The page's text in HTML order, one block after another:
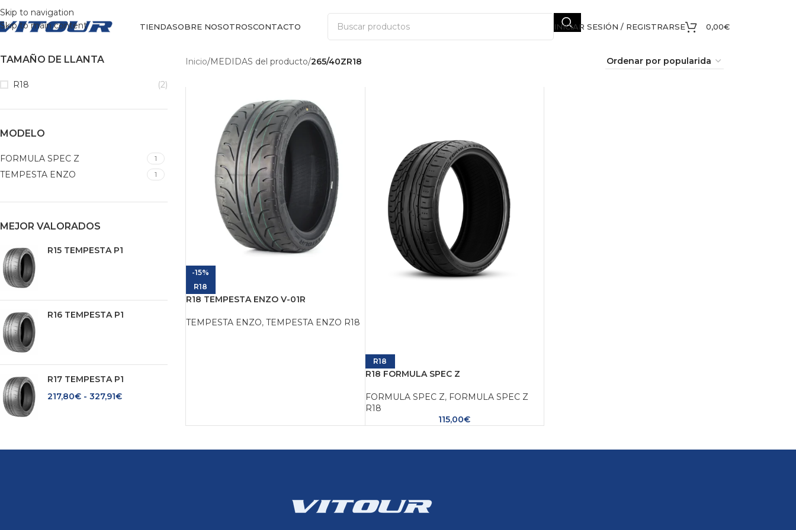
Skip to navigation
Skip to main content
TIENDASOBRE NOSOTROSCONTACTO INICIAR SESIÓN / REGISTRARSE 0,00€
TAMAÑO DE LLANTA
R18 (2)
MODELO
FORMULA SPEC Z 1
TEMPESTA ENZO 1
MEJOR VALORADOS
R15 TEMPESTA P1
R16 TEMPESTA P1
R17 TEMPESTA P1
217,80€ - 327,91€
Inicio/MEDIDAS del producto/265/40ZR18
-15%
R18
R18 TEMPESTA ENZO V-01R
TEMPESTA ENZO, TEMPESTA ENZO R18
R18
R18 FORMULA SPEC Z
FORMULA SPEC Z, FORMULA SPEC Z
R18
115,00€